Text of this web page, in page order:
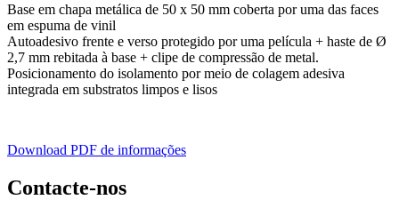
Base em chapa metálica de 50 x 50 mm coberta por uma das faces
em espuma de vinil
Autoadesivo frente e verso protegido por uma película + haste de Ø
2,7 mm rebitada à base + clipe de compressão de metal.
Posicionamento do isolamento por meio de colagem adesiva
integrada em substratos limpos e lisos
Download PDF de informações
Contacte-nos